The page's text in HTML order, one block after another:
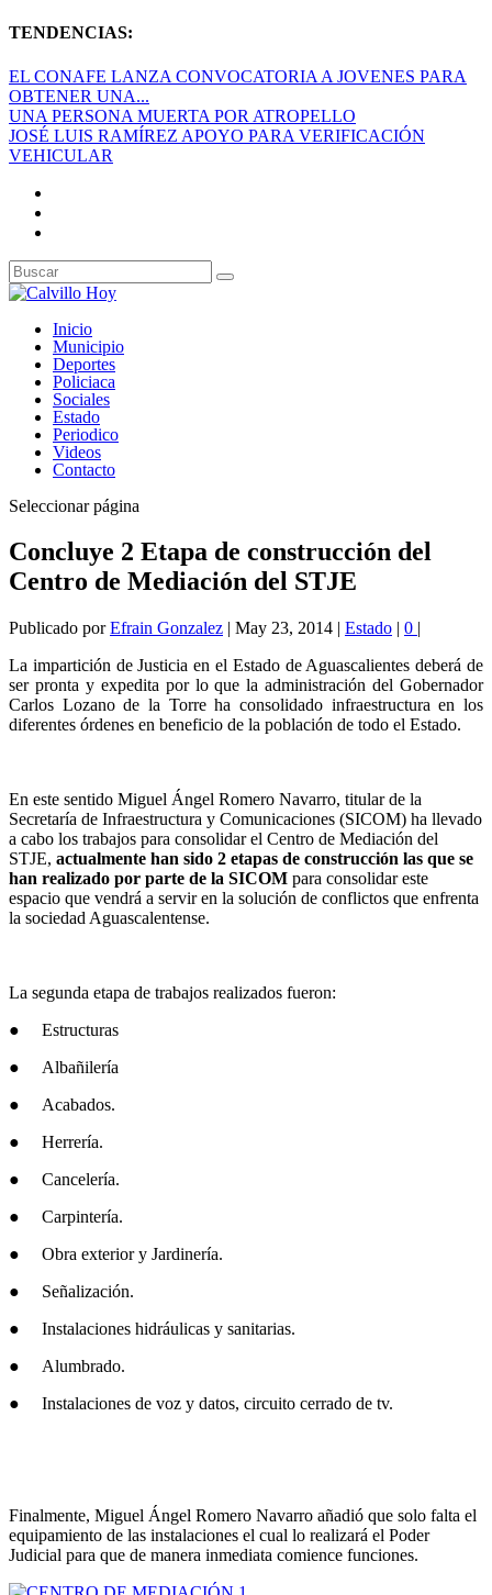
TENDENCIAS:
EL CONAFE LANZA CONVOCATORIA A JOVENES PARA
OBTENER UNA...
UNA PERSONA MUERTA POR ATROPELLO
JOSÉ LUIS RAMÍREZ APOYO PARA VERIFICACIÓN
VEHICULAR
Inicio
Municipio
Deportes
Policiaca
Sociales
Estado
Periodico
Videos
Contacto
Seleccionar página
Concluye 2 Etapa de construcción del
Centro de Mediación del STJE
Publicado porEfrain Gonzalez | May 23, 2014 | Estado | 0 |
La impartición de Justicia en el Estado de Aguascalientes deberá de
ser pronta y expedita por lo que la administración del Gobernador
Carlos Lozano de la Torre ha consolidado infraestructura en los
diferentes órdenes en beneficio de la población de todo el Estado.
En este sentido Miguel Ángel Romero Navarro, titular de la
Secretaría de Infraestructura y Comunicaciones (SICOM) ha llevado
a cabo los trabajos para consolidar el Centro de Mediación del
STJE, actualmente han sido 2 etapas de construcción las que se
han realizado por parte de la SICOM para consolidar este
espacio que vendrá a servir en la solución de conflictos que enfrenta
la sociedad Aguascalentense.
La segunda etapa de trabajos realizados fueron:
● Estructuras
● Albañilería
● Acabados.
● Herrería.
● Cancelería.
● Carpintería.
● Obra exterior y Jardinería.
● Señalización.
● Instalaciones hidráulicas y sanitarias.
● Alumbrado.
● Instalaciones de voz y datos, circuito cerrado de tv.
Finalmente, Miguel Ángel Romero Navarro añadió que solo falta el
equipamiento de las instalaciones el cual lo realizará el Poder
Judicial para que de manera inmediata comience funciones.